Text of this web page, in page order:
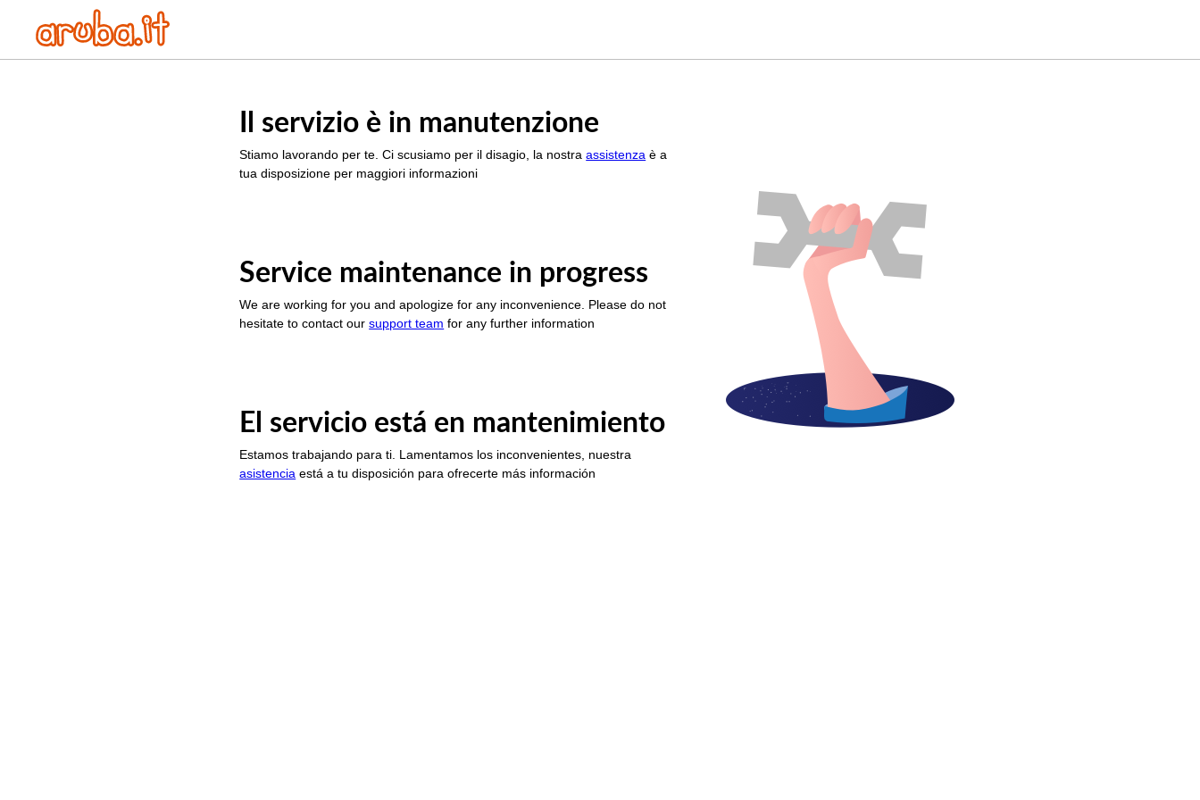
Il servizio è in manutenzione
Stiamo lavorando per te. Ci scusiamo per il disagio, la nostraassistenza è a
tua disposizione per maggiori informazioni
Service maintenance in progress
We are working for you and apologize for any inconvenience. Please do not
hesitate to contact oursupport team for any further information
El servicio está en mantenimiento
Estamos trabajando para ti. Lamentamos los inconvenientes, nuestra
asistencia está a tu disposición para ofrecerte más información